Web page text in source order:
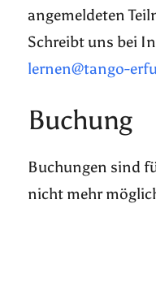
angemeldeten
Schreibt uns bei
lernen@tango-
Buchung
Buchungen sind
nicht mehr